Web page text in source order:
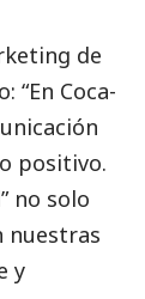
de
“En Coca-
positivo.
no solo
nuestras
y